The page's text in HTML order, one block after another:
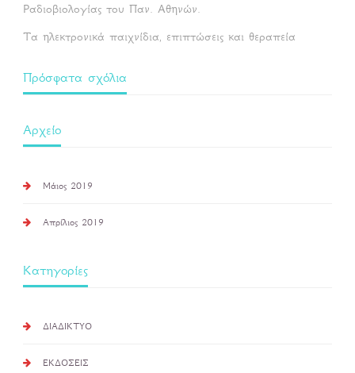
Ραδιοβιολογίας του Παν. Αθηνών.
Τα ηλεκτρονικά παιχνίδια, επιπτώσεις και θεραπεία
Πρόσφατα σχόλια
Αρχείο
Μάιος 2019
Απρίλιος 2019
Kατηγορίες
ΔΙΑΔΙΚΤΥΟ
ΕΚΔΟΣΕΙΣ